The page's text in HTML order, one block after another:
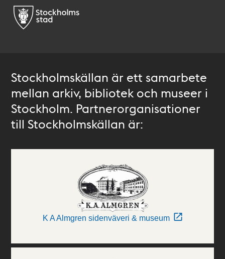
Stockholmskällan är ett samarbete
mellan arkiv, bibliotek och museer i
Stockholm. Partnerorganisationer
till Stockholmskällan är:
K A Almgren sidenväveri & museum